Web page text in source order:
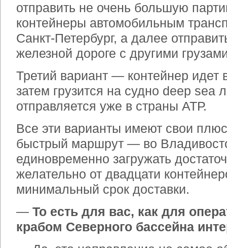
отправить не очень большую
контейнеры автомобильным
Санкт-Петербург, а далее
железной дороге с другими
Третий вариант — контейнер идет
затем грузится на судно deep sea
отправляется уже в страны АТР.
Все эти варианты имеют свои
быстрый маршрут — во
единовременно загружать
желательно от двадцати
минимальный срок доставки.
— То есть для вас, как для
крабом Северного бассейна